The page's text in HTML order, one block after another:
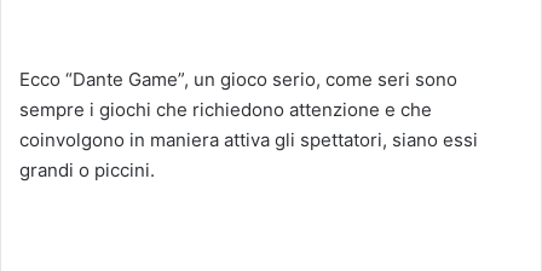
Ecco “Dante Game”, un gioco serio, come seri sono
sempre i giochi che richiedono attenzione e che
coinvolgono in maniera attiva gli spettatori, siano essi
grandi o piccini.